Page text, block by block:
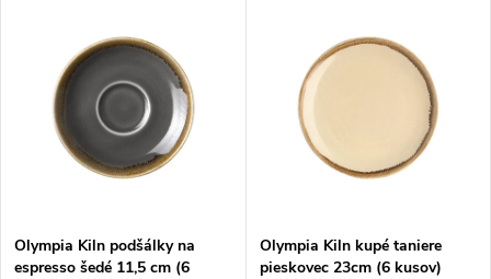
e
Abecedne
s
Olympia Kiln podšálky na
espresso šedé 11,5 cm (6
Olympia Kiln kupé taniere
pieskovec 23cm (6 kusov)